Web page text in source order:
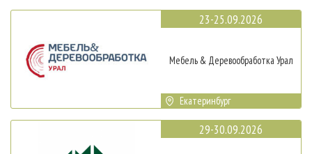
23-25.09.2026
Мебель & Деревообработка Урал
Екатеринбург
29-30.09.2026